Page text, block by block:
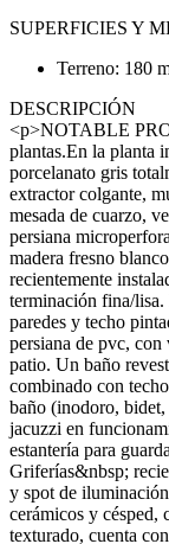
SUPERFICIES Y
Terreno: 180
DESCRIPCIÓN
<p>NOTABLE
plantas.En la planta
porcelanato gris
extractor colgante,
mesada de cuarzo,
persiana
madera fresno
recientemente
terminación fina/lisa.
paredes y techo
persiana de pvc, con
patio. Un baño
combinado con
baño (inodoro,
jacuzzi en
estantería para
Griferías&nbsp;
y spot de
cerámicos y césped,
texturado, cuenta